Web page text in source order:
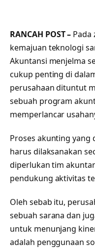
RANCAH POST – Pada
kemajuan teknologi
Akuntansi menjelma
cukup penting di
perusahaan dituntut
sebuah program
memperlancar
Proses akunting yang
harus dilaksanakan
diperlukan tim
pendukung aktivitas
Oleh sebab itu,
sebuah sarana dan
untuk menunjang
adalah penggunaan